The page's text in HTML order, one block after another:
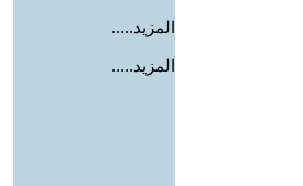
المزيد.....
المزيد.....